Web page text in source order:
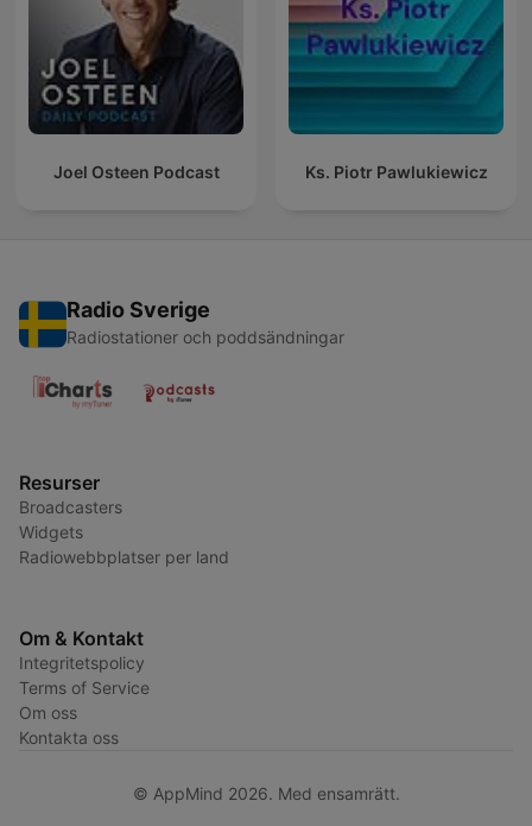
Joel Osteen Podcast Ks. Piotr Pawlukiewicz
Radio Sverige
Radiostationer och poddsändningar
Resurser
Broadcasters
Widgets
Radiowebbplatser per land
Om & Kontakt
Integritetspolicy
Terms of Service
Om oss
Kontakta oss
© AppMind 2026. Med ensamrätt.